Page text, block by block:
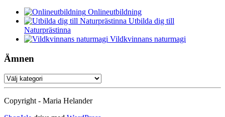
Onlineutbildning
Utbilda dig till
Naturprästinna
Vildkvinnans naturmagi
Ämnen
Ämnen
Copyright - Maria Helander